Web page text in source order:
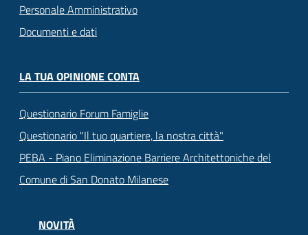
Personale Amministrativo
Documenti e dati
LA TUA OPINIONE CONTA
Questionario Forum Famiglie
Questionario "Il tuo quartiere, la nostra città"
PEBA - Piano Eliminazione Barriere Architettoniche del
Comune di San Donato Milanese
NOVITÀ